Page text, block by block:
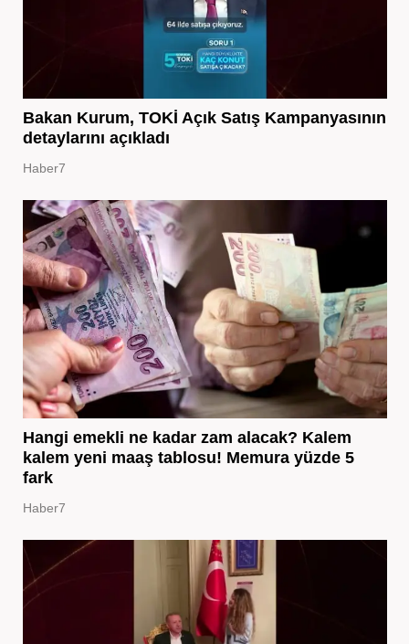
Bakan Kurum, TOKİ Açık Satış Kampanyasının
detaylarını açıkladı
Haber7
Hangi emekli ne kadar zam alacak? Kalem
kalem yeni maaş tablosu! Memura yüzde 5
fark
Haber7